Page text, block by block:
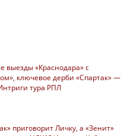
выезды «Краснодара» с
ключевое дерби «Спартак» —
тура РПЛ
приговорит Личку, а «Зенит»